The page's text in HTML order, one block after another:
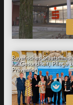
Bayerisches
für Gesundheit, Pflege
Prävention